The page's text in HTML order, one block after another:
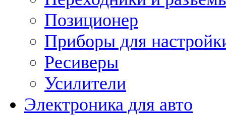
Позиционер
Приборы для
Ресиверы
Усилители
Электроника для авто